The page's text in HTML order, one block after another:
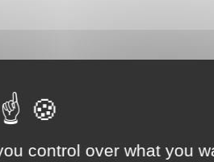
control over what you